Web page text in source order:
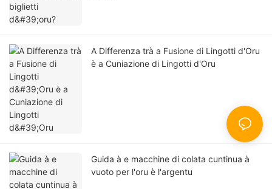
A Differenza trà a Fusione di Lingotti d'Oru
è a Cuniazione di Lingotti d'Oru
Guida à e macchine di colata cuntinua à
vuoto per l'oru è l'argentu